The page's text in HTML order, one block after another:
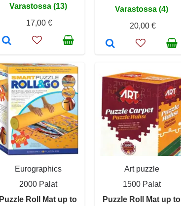
Varastossa (13)
17,00 €
Varastossa (4)
20,00 €
Eurographics
2000 Palat
Puzzle Roll Mat up to
Art puzzle
1500 Palat
Puzzle Roll Mat up to